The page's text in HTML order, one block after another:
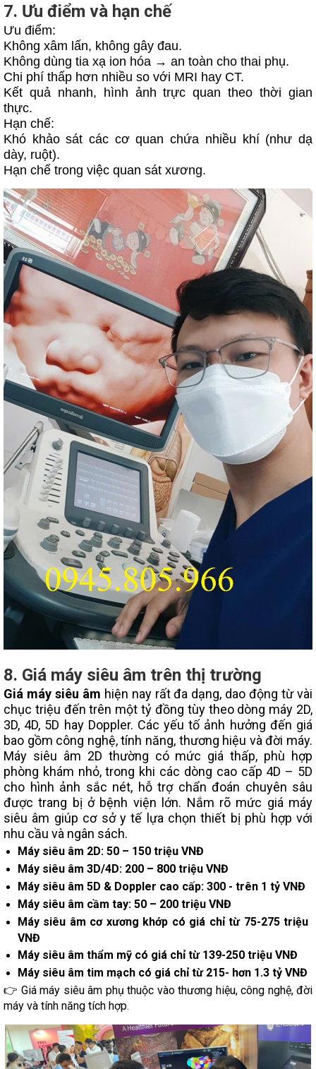
7. Ưu điểm và hạn chế
Ưu điểm:
Không xâm lấn, không gây đau.
Không dùng tia xạ ion hóa → an toàn cho thai phụ.
Chi phí thấp hơn nhiều so với MRI hay CT.
Kết quả nhanh, hình ảnh trực quan theo thời gian
thực.
Hạn chế:
Khó khảo sát các cơ quan chứa nhiều khí (như dạ
dày, ruột).
Hạn chế trong việc quan sát xương.
8. Giá máy siêu âm trên thị trường
Giá máy siêu âm hiện nay rất đa dạng, dao động từ vài
chục triệu đến trên một tỷ đồng tùy theo dòng máy 2D,
3D, 4D, 5D hay Doppler. Các yếu tố ảnh hưởng đến giá
bao gồm công nghệ, tính năng, thương hiệu và đời máy.
Máy siêu âm 2D thường có mức giá thấp, phù hợp
phòng khám nhỏ, trong khi các dòng cao cấp 4D – 5D
cho hình ảnh sắc nét, hỗ trợ chẩn đoán chuyên sâu
được trang bị ở bệnh viện lớn. Nắm rõ mức giá máy
siêu âm giúp cơ sở y tế lựa chọn thiết bị phù hợp với
nhu cầu và ngân sách.
Máy siêu âm 2D: 50 – 150 triệu VNĐ
Máy siêu âm 3D/4D: 200 – 800 triệu VNĐ
Máy siêu âm 5D & Doppler cao cấp: 300 - trên 1 tỷ VNĐ
Máy siêu âm cầm tay: 50 – 200 triệu VNĐ
Máy siêu âm cơ xương khớp có giá chỉ từ 75-275 triệu
VNĐ
Máy siêu âm thẩm mỹ có giá chỉ từ 139-250 triệu VNĐ
Máy siêu âm tim mạch có giá chỉ từ 215- hơn 1.3 tỷ VNĐ
👉 Giá máy siêu âm phụ thuộc vào thương hiệu, công nghệ, đời
máy và tính năng tích hợp.